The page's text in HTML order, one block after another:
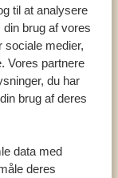
til at analysere
brug af vores
sociale medier,
Vores partnere
du har
brug af deres
data med
deres
FOR AT